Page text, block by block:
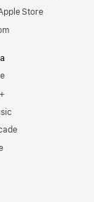
Store